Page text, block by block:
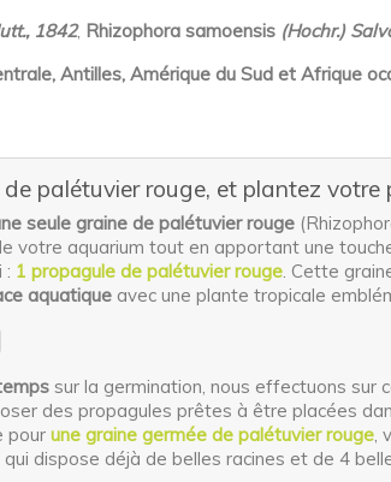
1842, Rhizophora samoensis (Hochr.)
Antilles, Amérique du Sud et Afrique
palétuvier rouge, et plantez votre
seule graine de palétuvier rouge
votre aquarium tout en apportant une
: 1 propagule de palétuvier rouge. Cette
aquatique avec une plante tropicale
sur la germination, nous effectuons sur
des propagules prêtes à être placées
pour une graine germée de palétuvier rouge,
dispose déjà de belles racines et de 4